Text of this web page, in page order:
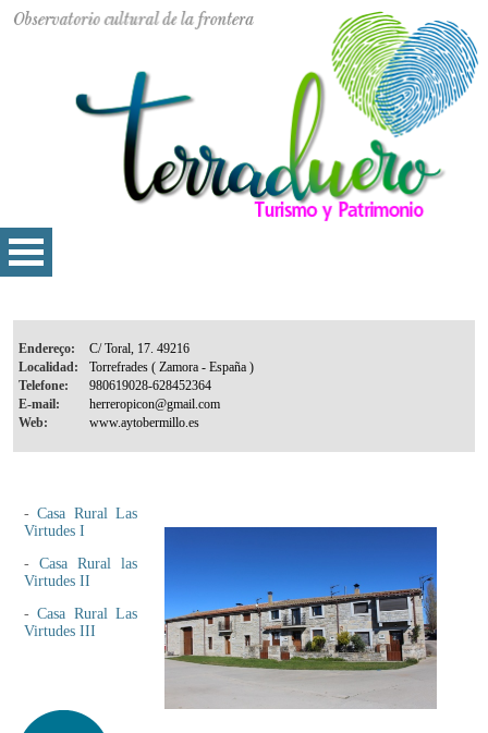
Endereço:
Localidad:
Telefone:
E-mail:
Web:
-Casa Rural Las
Virtudes I
- Casa Rural las
Virtudes II
-Casa Rural Las
Virtudes III